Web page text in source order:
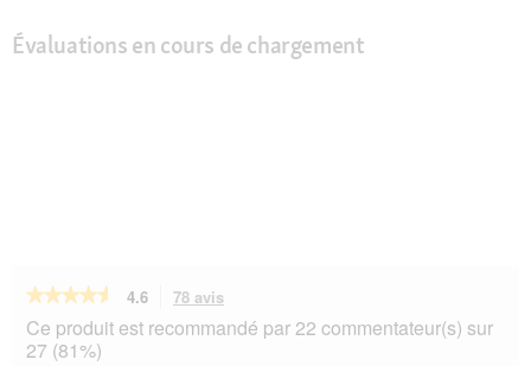
Évaluations en cours de chargement
★★★★★
★★★★★
sur
4.6 78 avis
action
vous
Ce produit est recommandé par 22 commentateur(s) sur
27 (81%)